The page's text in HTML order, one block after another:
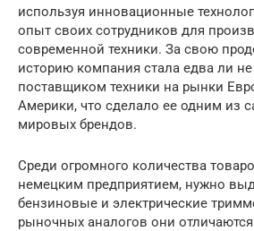
используя инновационные
опыт своих сотрудников для
современной техники. За свою
историю компания стала едва ли
поставщиком техники на рынки
Америки, что сделало ее одним из
мировых брендов.
Среди огромного количества
немецким предприятием, нужно
бензиновые и электрические
рыночных аналогов они